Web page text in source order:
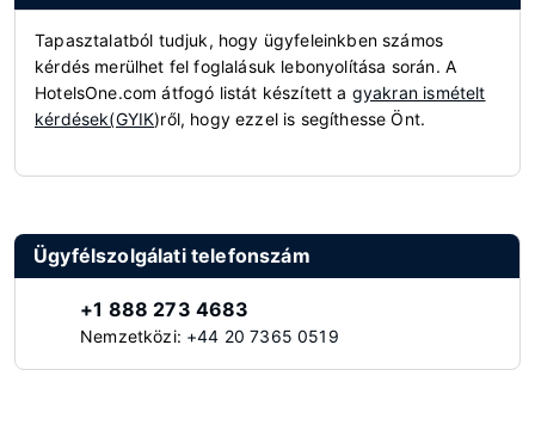
Tapasztalatból tudjuk, hogy ügyfeleinkben számos
kérdés merülhet fel foglalásuk lebonyolítása során. A
HotelsOne.com átfogó listát készített a gyakran ismételt
kérdések(GYIK)ről, hogy ezzel is segíthesse Önt.
Ügyfélszolgálati telefonszám
+1 888 273 4683
Nemzetközi: +44 20 7365 0519